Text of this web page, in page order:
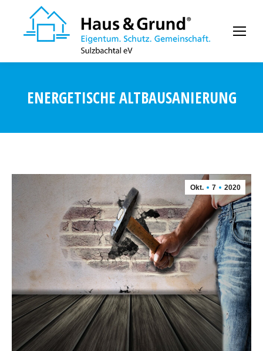
ENERGETISCHE ALTBAUSANIERUNG
Okt. 7 2020